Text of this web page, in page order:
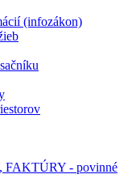
(infozákon)
- povinné